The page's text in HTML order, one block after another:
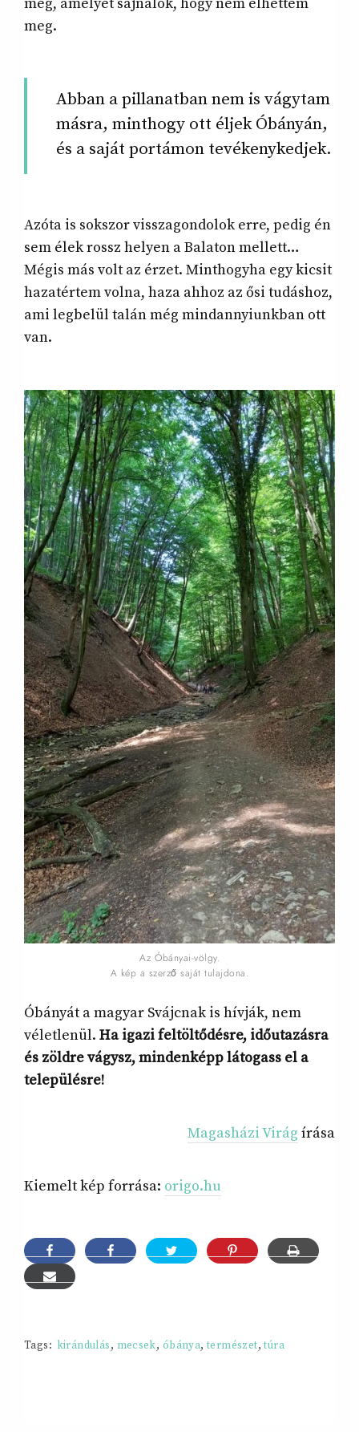
meg.
Abban a pillanatban nem is vágytam
másra, minthogy ott éljek Óbányán,
és a saját portámon tevékenykedjek.
Azóta is sokszor visszagondolok erre, pedig én
sem élek rossz helyen a Balaton mellett…
Mégis más volt az érzet. Minthogyha egy kicsit
hazatértem volna, haza ahhoz az ősi tudáshoz,
ami legbelül talán még mindannyiunkban ott
van.
Az Óbányai-völgy.
A kép a szerző saját tulajdona.
Óbányát a magyar Svájcnak is hívják, nem
véletlenül. Ha igazi feltöltődésre, időutazásra
és zöldre vágysz, mindenképp látogass el a
településre!
Magasházi Virág írása
Kiemelt kép forrása: origo.hu
Tags: kirándulás, mecsek, óbánya,természet,túra